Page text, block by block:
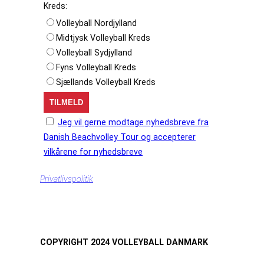
Kreds:
Volleyball Nordjylland
Midtjysk Volleyball Kreds
Volleyball Sydjylland
Fyns Volleyball Kreds
Sjællands Volleyball Kreds
Jeg vil gerne modtage nyhedsbreve fra
Danish Beachvolley Tour og accepterer
vilkårene for nyhedsbreve
Privatlivspolitik
COPYRIGHT 2024 VOLLEYBALL DANMARK